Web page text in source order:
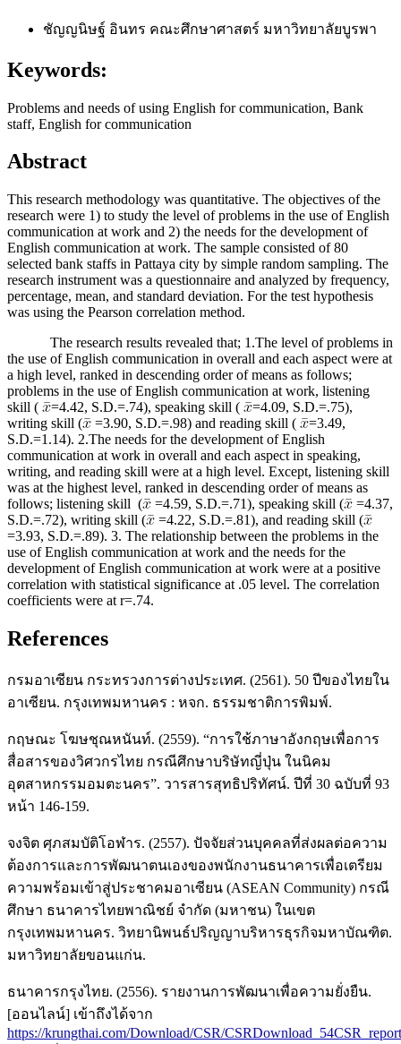
ชัญญนิษฐ์ อินทร คณะศึกษาศาสตร์ มหาวิทยาลัยบูรพา
Keywords:
Problems and needs of using English for communication, Bank
staff, English for communication
Abstract
This research methodology was quantitative. The objectives of the
research were 1) to study the level of problems in the use of English
communication at work and 2) the needs for the development of
English communication at work. The sample consisted of 80
selected bank staffs in Pattaya city by simple random sampling. The
research instrument was a questionnaire and analyzed by frequency,
percentage, mean, and standard deviation. For the test hypothesis
was using the Pearson correlation method.
The research results revealed that; 1.The level of problems in
the use of English communication in overall and each aspect were at
a high level, ranked in descending order of means as follows;
problems in the use of English communication at work, listening
skill (
=4.42, S.D.=.74), speaking skill (
=4.09, S.D.=.75),
writing skill (
=3.90, S.D.=.98) and reading skill (
=3.49,
S.D.=1.14). 2.The needs for the development of English
communication at work in overall and each aspect in speaking,
writing, and reading skill were at a high level. Except, listening skill
was at the highest level, ranked in descending order of means as
follows; listening skill (
=4.59, S.D.=.71), speaking skill (
=4.37,
S.D.=.72), writing skill (
=4.22, S.D.=.81), and reading skill (
=3.93, S.D.=.89). 3. The relationship between the problems in the
use of English communication at work and the needs for the
development of English communication at work were at a positive
correlation with statistical significance at .05 level. The correlation
coefficients were at r=.74.
References
กรมอาเซียน กระทรวงการต่างประเทศ. (2561). 50 ปีของไทยใน
อาเซียน. กรุงเทพมหานคร : หจก. ธรรมชาติการพิมพ์.
กฤษณะ โฆษชุณหนันท์. (2559). “การใช้ภาษาอังกฤษเพื่อการ
สื่อสารของวิศวกรไทย กรณีศึกษาบริษัทญี่ปุ่น ในนิคม
อุตสาหกรรมอมตะนคร”. วารสารสุทธิปริทัศน์. ปีที่ 30 ฉบับที่ 93
หน้า 146-159.
จงจิต ศุภสมบัติโอฬาร. (2557). ปัจจัยส่วนบุคคลที่ส่งผลต่อความ
ต้องการและการพัฒนาตนเองของพนักงานธนาคารเพื่อเตรียม
ความพร้อมเข้าสู่ประชาคมอาเซียน (ASEAN Community) กรณี
ศึกษา ธนาคารไทยพาณิชย์ จำกัด (มหาชน) ในเขต
กรุงเทพมหานคร. วิทยานิพนธ์ปริญญาบริหารธุรกิจมหาบัณฑิต.
มหาวิทยาลัยขอนแก่น.
ธนาคารกรุงไทย. (2556). รายงานการพัฒนาเพื่อความยั่งยืน.
[ออนไลน์] เข้าถึงได้จาก
https://krungthai.com/Download/CSR/